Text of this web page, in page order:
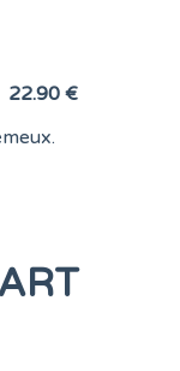
22.90 €